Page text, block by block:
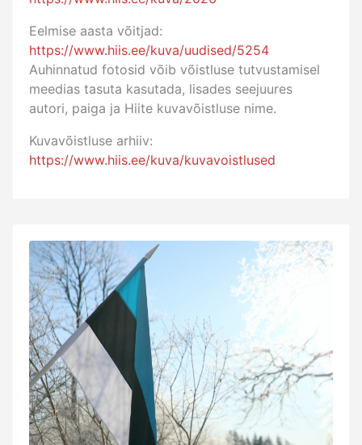
Eelmise aasta võitjad:
https://www.hiis.ee/kuva/uudised/5254
Auhinnatud fotosid võib võistluse tutvustamisel
meedias tasuta kasutada, lisades seejuures
autori, paiga ja Hiite kuvavõistluse nime.
Kuvavõistluse arhiiv:
https://www.hiis.ee/kuva/kuvavoistlused